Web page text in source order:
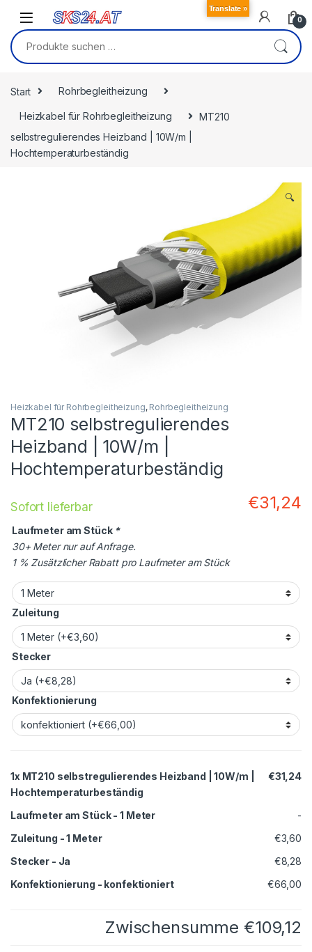
0
Suchen nach:
Start Rohrbegleitheizung
Heizkabel für Rohrbegleitheizung
MT210
selbstregulierendes Heizband | 10W/m |
Hochtemperaturbeständig
🔍
Heizkabel für Rohrbegleitheizung, Rohrbegleitheizung
MT210 selbstregulierendes
Heizband | 10W/m |
Hochtemperaturbeständig
Sofort lieferbar €31,24
Laufmeter am Stück *
30+ Meter nur auf Anfrage.
1 % Zusätzlicher Rabatt pro Laufmeter am Stück
Zuleitung
Stecker
Konfektionierung
1x MT210 selbstregulierendes Heizband | 10W/m |
Hochtemperaturbeständig
€31,24
Laufmeter am Stück-1 Meter
-
Zuleitung -1 Meter
€3,60
Stecker - Ja
€8,28
Konfektionierung - konfektioniert €66,00
Zwischensumme €109,12
Translate »